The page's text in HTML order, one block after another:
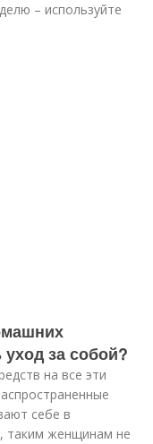
– используйте
за собой?
на все эти
себе в
таким женщинам не